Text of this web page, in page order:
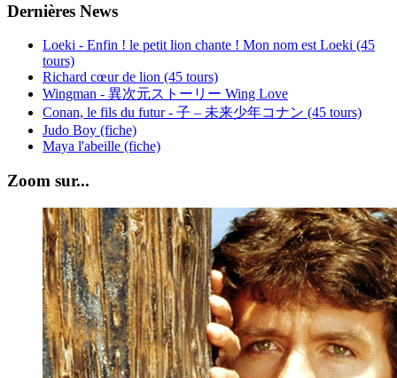
Dernières News
Loeki - Enfin ! le petit lion chante ! Mon nom est Loeki (45
tours)
Richard cœur de lion (45 tours)
Wingman - 異次元ストーリー Wing Love
Conan, le fils du futur - 子 – 未来少年コナン (45 tours)
Judo Boy (fiche)
Maya l'abeille (fiche)
Zoom sur...